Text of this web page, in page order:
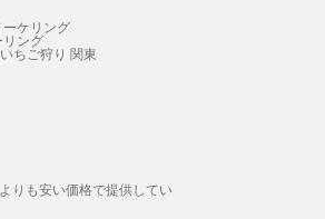
ケリング
ング
いちご狩り 関東
りも安い価格で提供してい